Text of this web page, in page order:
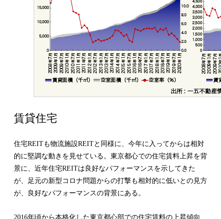
賃貸住宅
住宅REITも物流施設REITと同様に、今年に入ってからは相対
的に堅調な動きを見せている。東京都心での住宅賃料上昇を背
景に、近年住宅REITは良好なパフォーマンスを示してきた
が、足元の新型コロナ問題からの打撃も相対的に低いとの見方
が、良好なパフォーマンスの背景にある。
2016年頃から本格化した東京都心部での住宅賃料の上昇傾向